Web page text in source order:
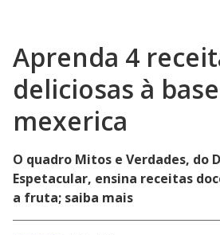
Aprenda 4
deliciosas à
mexerica
O quadro Mitos e Verdades, do
Espetacular, ensina receitas
a fruta; saiba mais